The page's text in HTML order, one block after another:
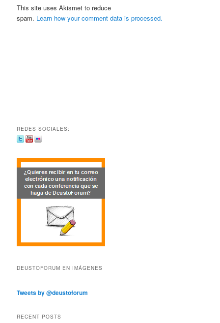
This site uses Akismet to reduce
spam. Learn how your comment data is processed.
REDES SOCIALES:
DEUSTOFORUM EN IMÁGENES
Tweets by @deustoforum
RECENT POSTS